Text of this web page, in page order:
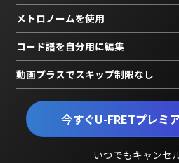
今すぐU-FRETプレミ
いつでもキャンセ
メトロノームを使用
コード譜を自分用に編集
動画プラスでスキップ制限なし